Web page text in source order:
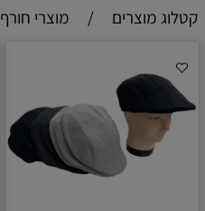
קטלוג מוצרים
/ מוצרי חורף